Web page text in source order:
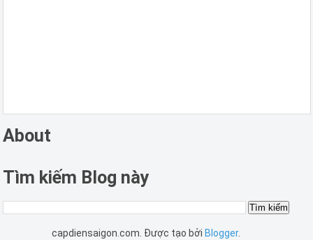
About
Tìm kiếm Blog này
capdiensaigon.com. Được tạo bởi Blogger.